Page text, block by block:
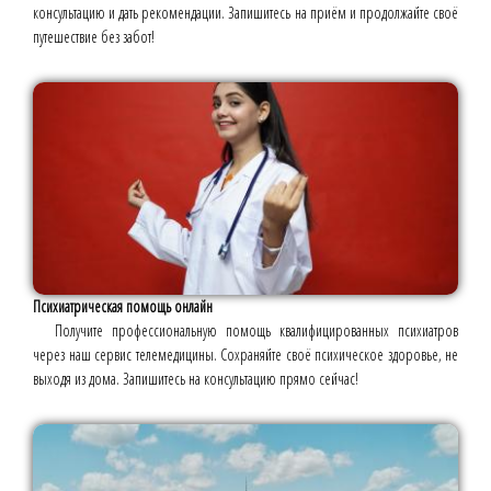
консультацию и дать рекомендации. Запишитесь на приём и продолжайте своё
путешествие без забот!
Психиатрическая помощь онлайн
Получите профессиональную помощь квалифицированных психиатров
через наш сервис телемедицины. Сохраняйте своё психическое здоровье, не
выходя из дома. Запишитесь на консультацию прямо сейчас!